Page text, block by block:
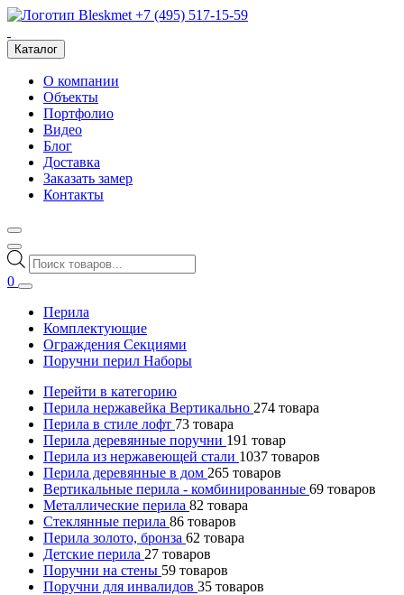
+7 (495) 517-15-59
Каталог
О компании
Объекты
Портфолио
Видео
Блог
Доставка
Заказать замер
Контакты
Поиск
товаров
0
Перила
Комплектующие
Ограждения Секциями
Поручни перил Наборы
Перейти в категорию
Перила нержавейка Вертикально 274 товара
Перила в стиле лофт 73 товара
Перила деревянные поручни 191 товар
Перила из нержавеющей стали 1037 товаров
Перила деревянные в дом 265 товаров
Вертикальные перила - комбинированные 69 товаров
Металлические перила 82 товара
Стеклянные перила 86 товаров
Перила золото, бронза 62 товара
Детские перила 27 товаров
Поручни на стены 59 товаров
Поручни для инвалидов 35 товаров